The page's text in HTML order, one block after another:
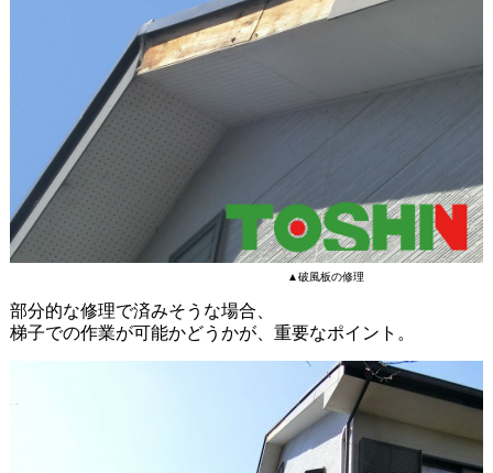
▲破風板の修理
部分的な修理で済みそうな場合、
梯子での作業が可能かどうかが、重要なポイント。